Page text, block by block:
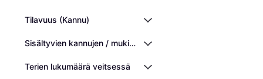
Tilavuus (Kannu)
Sisältyvien kannujen / mukien lukumäärä
Terien lukumäärä veitsessä